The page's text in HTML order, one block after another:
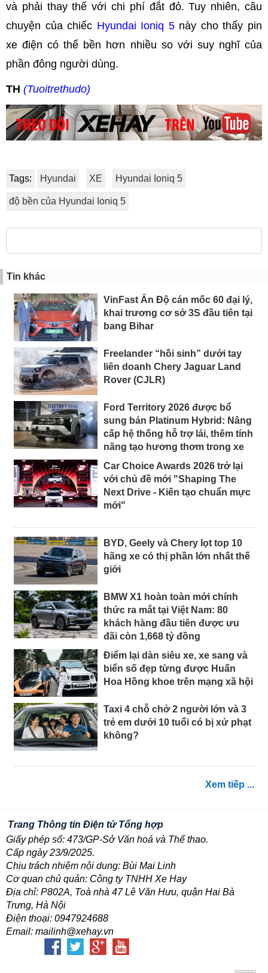
và phải thay thế với chi phí đắt đỏ. Tuy nhiên, câu
chuyện của chiếc Hyundai Ioniq 5này cho thấy pin
xe điện có thể bền hơn nhiều so với suy nghĩ của
phần đông người dùng.
TH (Tuoitrethudo)
Tags: Hyundai XE Hyundai Ioniq 5
độ bền của Hyundai Ioniq 5
Tin khác
VinFast Ấn Độ cán mốc 60 đại lý,
khai trương cơ sở 3S đầu tiên tại
bang Bihar
Freelander “hồi sinh” dưới tay
liên doanh Chery Jaguar Land
Rover (CJLR)
Ford Territory 2026 được bổ
sung bản Platinum Hybrid: Nâng
cấp hệ thống hỗ trợ lái, thêm tính
năng tạo hương thơm trong xe
Car Choice Awards 2026 trở lại
với chủ đề mới "Shaping The
Next Drive - Kiến tạo chuẩn mực
mới"
BYD, Geely và Chery lọt top 10
hãng xe có thị phần lớn nhất thế
giới
BMW X1 hoàn toàn mới chính
thức ra mắt tại Việt Nam: 80
khách hàng đầu tiên được ưu
đãi còn 1,668 tỷ đồng
Điểm lại dàn siêu xe, xe sang và
biển số đẹp từng được Huấn
Hoa Hồng khoe trên mạng xã hội
Taxi 4 chỗ chở 2 người lớn và 3
trẻ em dưới 10 tuổi có bị xử phạt
không?
Xem tiếp ...
Trang Thông tin Điện tử Tổng hợp
Giấy phép số: 473/GP-Sở Văn hoá và Thể thao.
Cấp ngày 23/9/2025.
Chịu trách nhiệm nội dung: Bùi Mai Linh
Cơ quan chủ quản: Công ty TNHH Xe Hay
Địa chỉ: P802A, Toà nhà 47 Lê Văn Hưu, quận Hai Bà
Trưng, Hà Nội
Điện thoại: 0947924688
Email: mailinh@xehay.vn